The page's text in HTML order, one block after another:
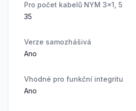
Pro počet kabelů NYM 3x1, 5
35
Verze samozhášivá
Ano
Vhodné pro funkční integritu
Ano